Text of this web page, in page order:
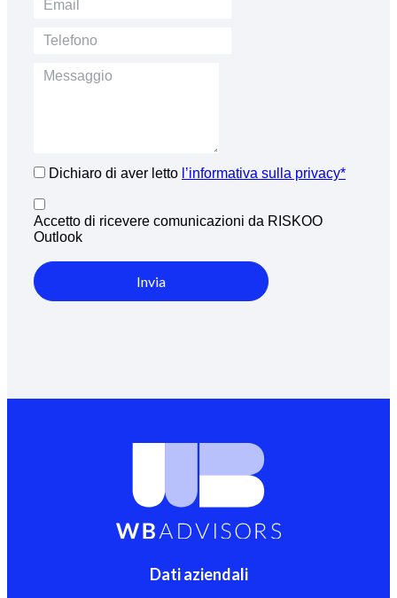
Dichiaro di aver letto l’informativa sulla privacy*
Accetto di ricevere comunicazioni da RISKOO
Outlook
Invia
Dati aziendali